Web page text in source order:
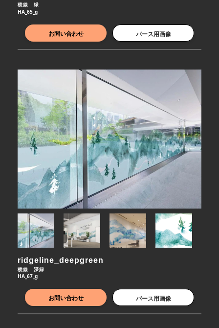
稜線　緑
HA_65_g
お問い合わせ パース用画像
ridgeline_deepgreen
稜線　深緑
HA_67_g
お問い合わせ パース用画像